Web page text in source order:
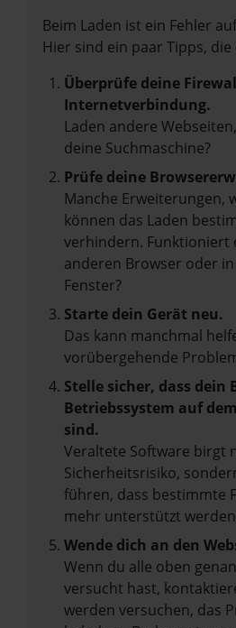
Beim Laden ist ein Fehler
Hier sind ein paar Tipps,
Überprüfe deine
Internetverbindung.
Laden andere
deine Suchmaschine?
Prüfe deine
Manche Erweiterungen,
können das Laden
verhindern. Funktioniert
anderen Browser oder
Fenster?
Starte dein Gerät neu.
Das kann manchmal
vorübergehende
Stelle sicher, dass dein
Betriebssystem auf
sind.
Veraltete Software birgt
Sicherheitsrisiko,
führen, dass bestimmte
mehr unterstützt
Wende dich an den
Wenn du alle oben
versucht hast,
werden versuchen, das